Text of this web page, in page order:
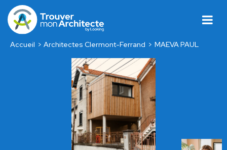
Accueil Architectes Clermont-Ferrand MAEVA PAUL